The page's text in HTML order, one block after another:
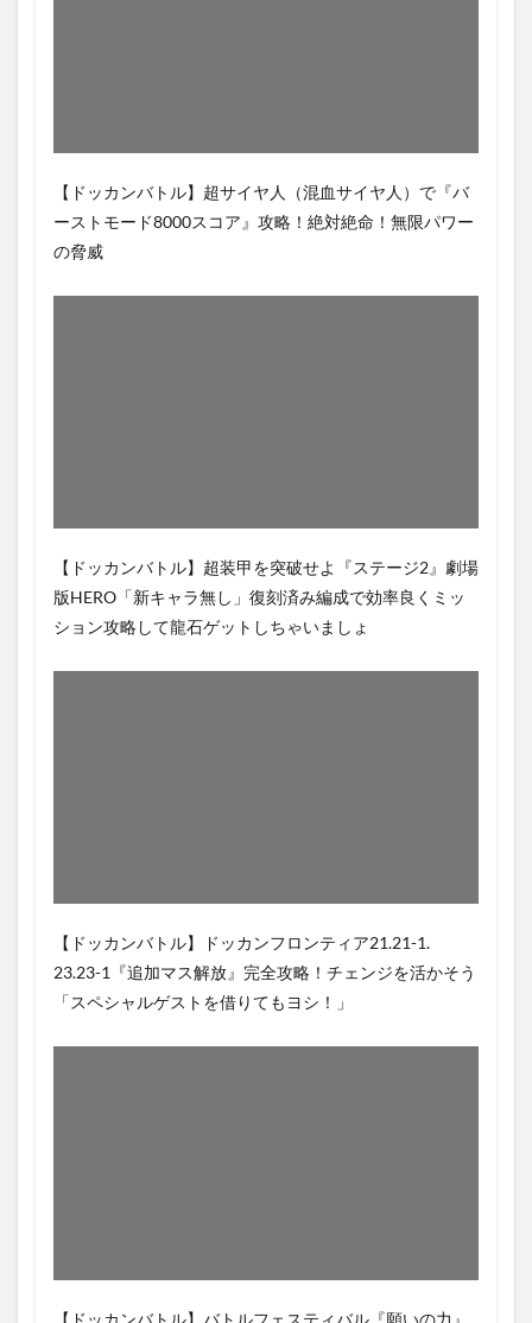
【ドッカンバトル】超サイヤ人（混血サイヤ人）で『バ
ーストモード8000スコア』攻略！絶対絶命！無限パワー
の脅威
【ドッカンバトル】超装甲を突破せよ『ステージ2』劇場
版HERO「新キャラ無し」復刻済み編成で効率良くミッ
ション攻略して龍石ゲットしちゃいましょ
【ドッカンバトル】ドッカンフロンティア21.21-1.
23.23-1『追加マス解放』完全攻略！チェンジを活かそう
「スペシャルゲストを借りてもヨシ！」
【ドッカンバトル】バトルフェスティバル『願いの力』